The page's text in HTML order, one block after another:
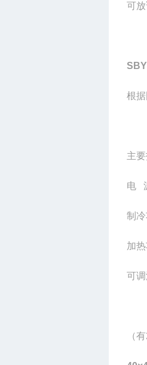
可
SBY
根
主
电
制
加
可
（有